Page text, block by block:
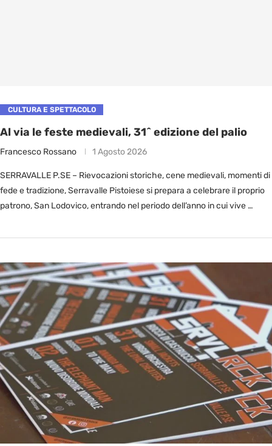
CULTURA E SPETTACOLO
Al via le feste medievali, 31^ edizione del palio
Francesco Rossano 1 Agosto 2026
SERRAVALLE P.SE – Rievocazioni storiche, cene medievali, momenti di
fede e tradizione, Serravalle Pistoiese si prepara a celebrare il proprio
patrono, San Lodovico, entrando nel periodo dell’anno in cui vive …